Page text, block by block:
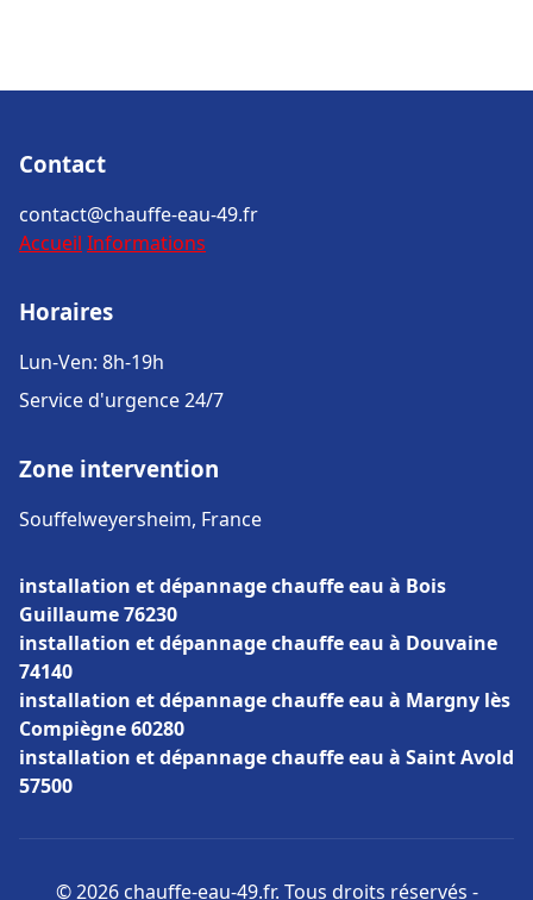
Contact
contact@chauffe-eau-49.fr
Accueil Informations
Horaires
Lun-Ven: 8h-19h
Service d'urgence 24/7
Zone intervention
Souffelweyersheim, France
installation et dépannage chauffe eau à Bois
Guillaume 76230
installation et dépannage chauffe eau à Douvaine
74140
installation et dépannage chauffe eau à Margny lès
Compiègne 60280
installation et dépannage chauffe eau à Saint Avold
57500
© 2026 chauffe-eau-49.fr. Tous droits réservés -